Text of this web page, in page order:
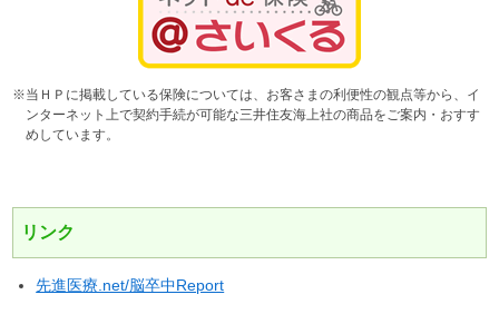
※当ＨＰに掲載している保険については、お客さまの利便性の観点等から、イ
ンターネット上で契約手続が可能な三井住友海上社の商品をご案内・おすす
めしています。
リンク
先進医療.net/脳卒中Report